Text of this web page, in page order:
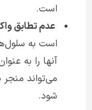
است.
عدم تطابق
است به
آنها را به
می‌تواند
شود.